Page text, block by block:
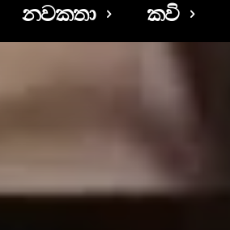
නවකතා කවි